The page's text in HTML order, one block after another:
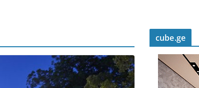
cube.ge